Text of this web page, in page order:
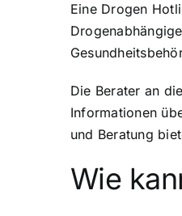
Eine Drogen
Die Berater an
Informationen
und Beratung
Wie